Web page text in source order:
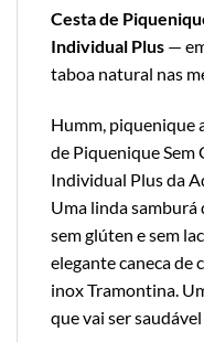
Cesta de
Individual Plus —
taboa natural nas
Humm, piquenique
de Piquenique Sem
Individual Plus da
Uma linda samburá
sem glúten e sem
elegante caneca de
inox Tramontina.
que vai ser